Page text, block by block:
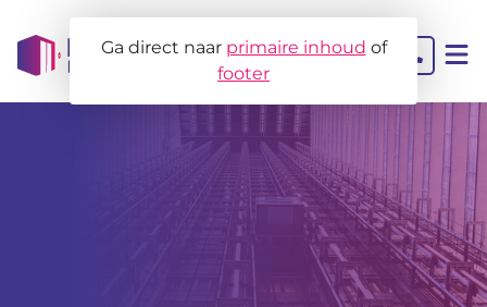
Ga direct naar primaire inhoud of
footer